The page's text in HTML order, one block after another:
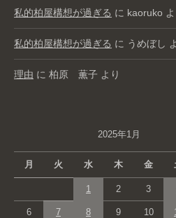
私的柏屋構想が過ぎる に kaoruko
私的柏屋構想が過ぎる に うめぼし
理由 に 柏原 薫子 より
2025年1月
月 火 水 木 金
1 2 3
6 7 8 9 10